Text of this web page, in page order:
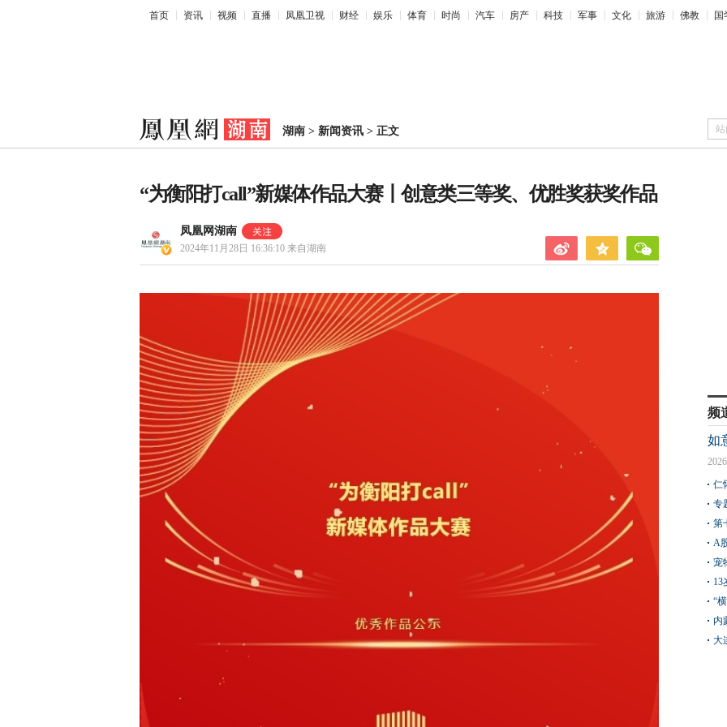
首页 资讯 视频 直播 凤凰卫视 财经 娱乐 体育 时尚 汽车 房产 科技 军事 文化 旅游 佛教 国
湖南 > 新闻资讯 > 正文
“为衡阳打call”新媒体作品大赛丨创意类三等奖、优胜奖获奖作品
凤凰网湖南
2024年11月28日 16:36:10 来自湖南
频
如
仁
专
第
A
宠
13
“
内
大